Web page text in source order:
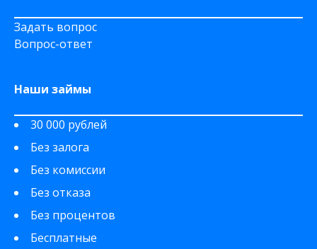
Задать вопрос
Вопрос-ответ
Наши займы
30 000 рублей
Без залога
Без комиссии
Без отказа
Без процентов
Бесплатные